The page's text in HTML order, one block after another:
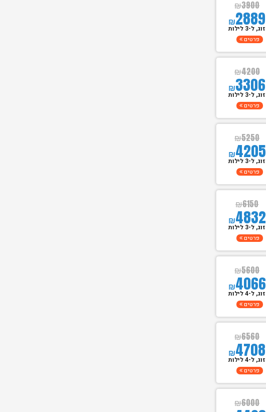
₪3900
₪2889
זוג, ל-3 לילות
פרטים
₪4200
₪3306
זוג, ל-3 לילות
פרטים
₪5250
₪4205
זוג, ל-3 לילות
פרטים
₪6150
₪4832
זוג, ל-3 לילות
פרטים
₪5600
₪4066
זוג, ל-4 לילות
פרטים
₪6560
₪4708
זוג, ל-4 לילות
פרטים
₪6000